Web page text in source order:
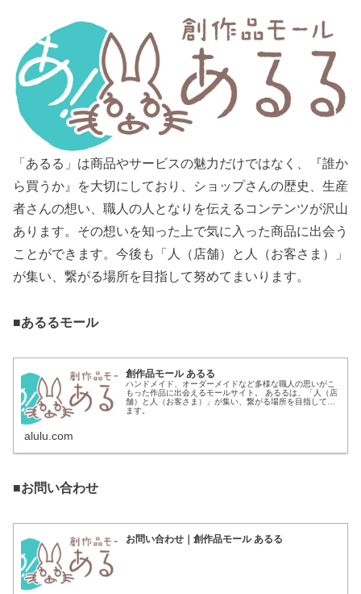
「あるる」は商品やサービスの魅力だけではなく、『誰か
ら買うか』を大切にしており、ショップさんの歴史、生産
者さんの想い、職人の人となりを伝えるコンテンツが沢山
あります。その想いを知った上で気に入った商品に出会う
ことができます。今後も「人（店舗）と人（お客さま）」
が集い、繋がる場所を目指して努めてまいります。
■あるるモール
創作品モール あるる
ハンドメイド、オーダーメイドなど多様な職人の思いがこ
もった作品に出会えるモールサイト。 あるるは、「人（店
舗）と人（お客さま）」が集い、繋がる場所を目指してい
ます。
alulu.com
■お問い合わせ
お問い合わせ｜創作品モール あるる